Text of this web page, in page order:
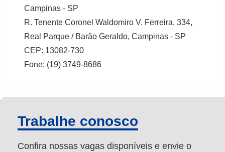
Campinas - SP
R. Tenente Coronel Waldomiro V. Ferreira, 334,
Real Parque / Barão Geraldo, Campinas - SP
CEP: 13082-730
Fone: (19) 3749-8686
Trabalhe conosco
Confira nossas vagas disponíveis e envie o